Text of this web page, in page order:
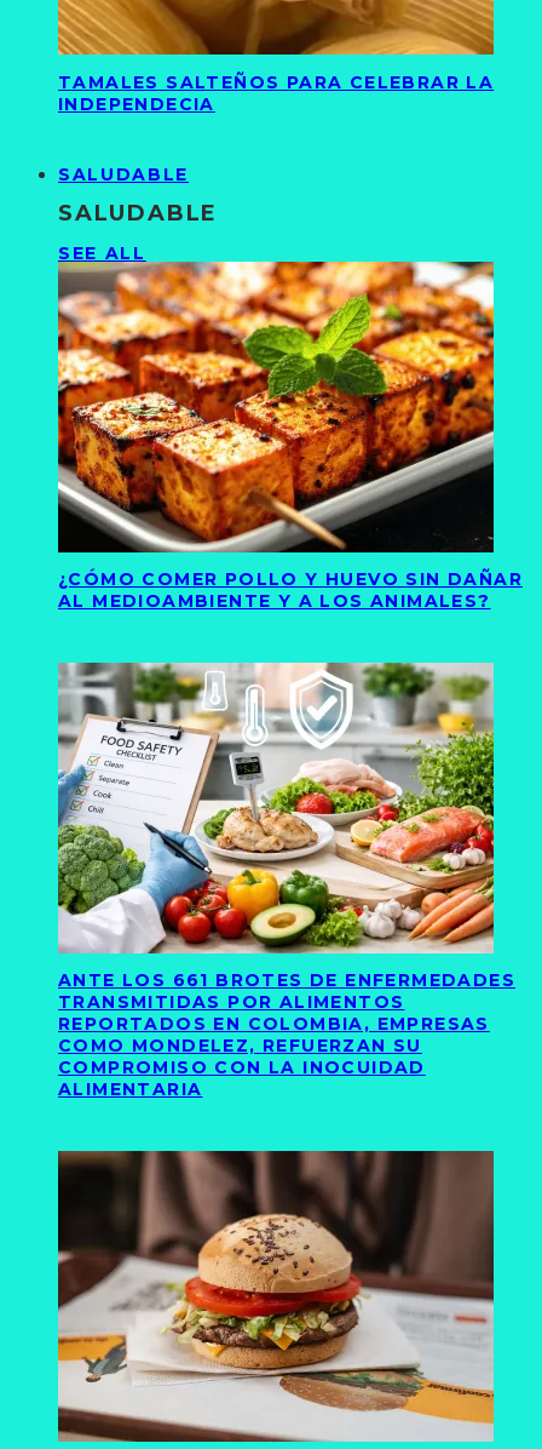
TAMALES SALTEÑOS PARA CELEBRAR LA
INDEPENDECIA
SALUDABLE
SALUDABLE
SEE ALL
¿CÓMO COMER POLLO Y HUEVO SIN DAÑAR
AL MEDIOAMBIENTE Y A LOS ANIMALES?
ANTE LOS 661 BROTES DE ENFERMEDADES
TRANSMITIDAS POR ALIMENTOS
REPORTADOS EN COLOMBIA, EMPRESAS
COMO MONDELEZ, REFUERZAN SU
COMPROMISO CON LA INOCUIDAD
ALIMENTARIA